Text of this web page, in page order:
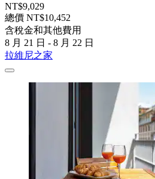
NT$9,029
總價 NT$10,452
含稅金和其他費用
8 月 21 日 - 8 月 22 日
拉維尼之家